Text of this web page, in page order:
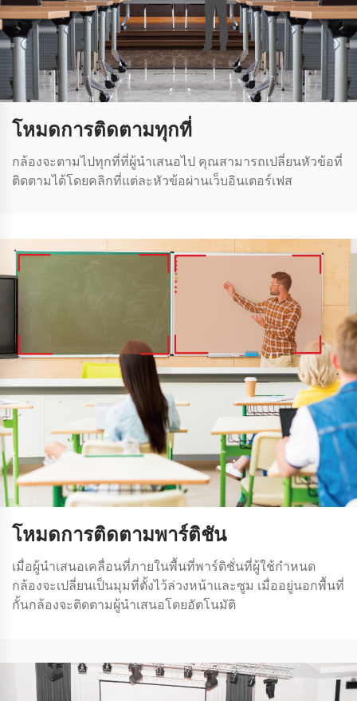
โหมดการติดตามทุกที่
กล้องจะตามไปทุกที่ที่ผู้นําเสนอไป คุณสามารถเปลี่ยนหัวข้อที่
ติดตามได้โดยคลิกที่แต่ละหัวข้อผ่านเว็บอินเตอร์เฟส
โหมดการติดตามพาร์ติชัน
เมื่อผู้นําเสนอเคลื่อนที่ภายในพื้นที่พาร์ติชั่นที่ผู้ใช้กําหนด
กล้องจะเปลี่ยนเป็นมุมที่ตั้งไว้ล่วงหน้าและซูม เมื่ออยู่นอกพื้นที่
กั้นกล้องจะติดตามผู้นําเสนอโดยอัตโนมัติ